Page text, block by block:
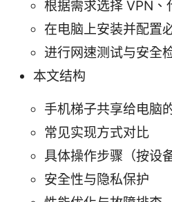
根据需求选择 VPN、
在电脑上安装并配置
进行网速测试与安全
本文结构
手机梯子共享给电脑
常见实现方式对比
具体操作步骤（按设
安全性与隐私保护